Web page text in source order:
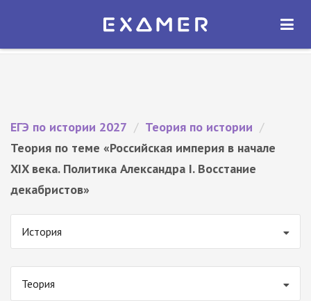
Экзамер — ЕГЭ 2027
ОТКРЫТЬ
ЕГЭ по истории 2027 / Теория по истории /
Теория по теме «Российская империя в начале
XIX века. Политика Александра I. Восстание
декабристов»
История
Теория